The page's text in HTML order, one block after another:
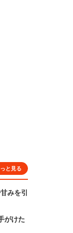
と見る
みを引
がけた